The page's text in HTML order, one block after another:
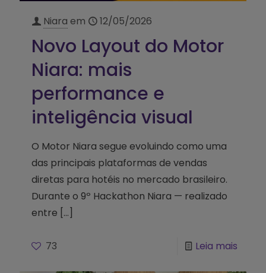
Niara em 12/05/2026
Novo Layout do Motor
Niara: mais
performance e
inteligência visual
O Motor Niara segue evoluindo como uma
das principais plataformas de vendas
diretas para hotéis no mercado brasileiro.
Durante o 9º Hackathon Niara — realizado
entre […]
73 Leia mais